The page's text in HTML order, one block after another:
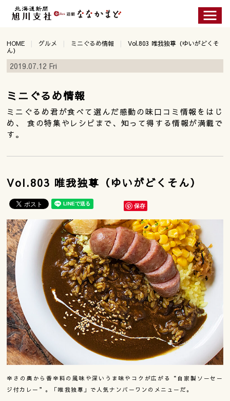
HOME グルメ ミニぐるめ情報
Vol.803 唯我独尊（ゆいがどくそ
ん）
2019.07.12 Fri
ミニぐるめ情報
ミニぐるめ君が食べて選んだ感動の味口コミ情報をはじ
め、 食の特集やレシピまで、知って得する情報が満載で
す。
Vol.803 唯我独尊（ゆいがどくそん）
保存
辛さの奥から香辛料の風味や深いうま味やコクが広がる“自家製ソーセー
ジ付カレー”。「唯我独尊」で人気ナンバーワンのメニューだ。